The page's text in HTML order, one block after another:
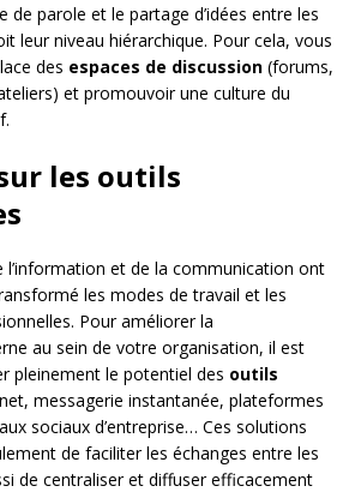
de parole et le partage d’idées entre les
leur niveau hiérarchique. Pour cela, vous
des espaces de discussion (forums,
et promouvoir une culture du
les outils
l’information et de la communication ont
les modes de travail et les
Pour améliorer la
au sein de votre organisation, il est
pleinement le potentiel des outils
messagerie instantanée, plateformes
sociaux d’entreprise… Ces solutions
de faciliter les échanges entre les
de centraliser et diffuser efficacement